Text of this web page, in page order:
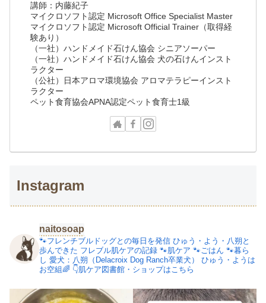
講師：内藤紀子
マイクロソフト認定 Microsoft Office Specialist Master
マイクロソフト認定 Microsoft Official Trainer（取得経
験あり）
（一社）ハンドメイド石けん協会 シニアソーパー
（一社）ハンドメイド石けん協会 犬の石けんインスト
ラクター
（公社）日本アロマ環境協会 アロマテラピーインスト
ラクター
ペット食育協会APNA認定ペット食育士1級
Instagram
naitosoap
🐾フレンチブルドッグとの毎日を発信 ひゅう・よう・八朔と
歩んできた フレブル肌ケアの記録 🐾肌ケア 🐾ごはん 🐾暮ら
し 愛犬：八朔（Delacroix Dog Ranch卒業犬）
ひゅう・ようは
お空組🌈 👇肌ケア図書館・ショップはこちら